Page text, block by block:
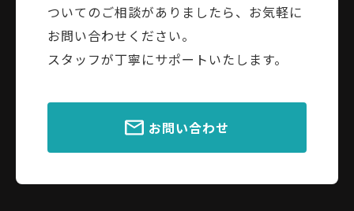
ついてのご相談がありましたら、お気軽に
お問い合わせください。
スタッフが丁寧にサポートいたします。
お問い合わせ